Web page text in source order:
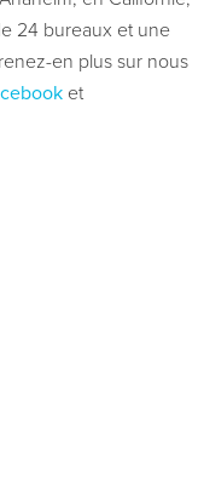
24 bureaux et une
en plus sur nous
et